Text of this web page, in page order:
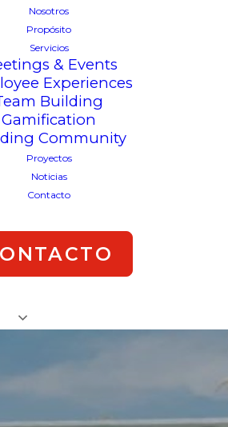
Nosotros
Propósito
Servicios
& Events
Experiences
Building
Gamification
Community
Proyectos
Noticias
Contacto